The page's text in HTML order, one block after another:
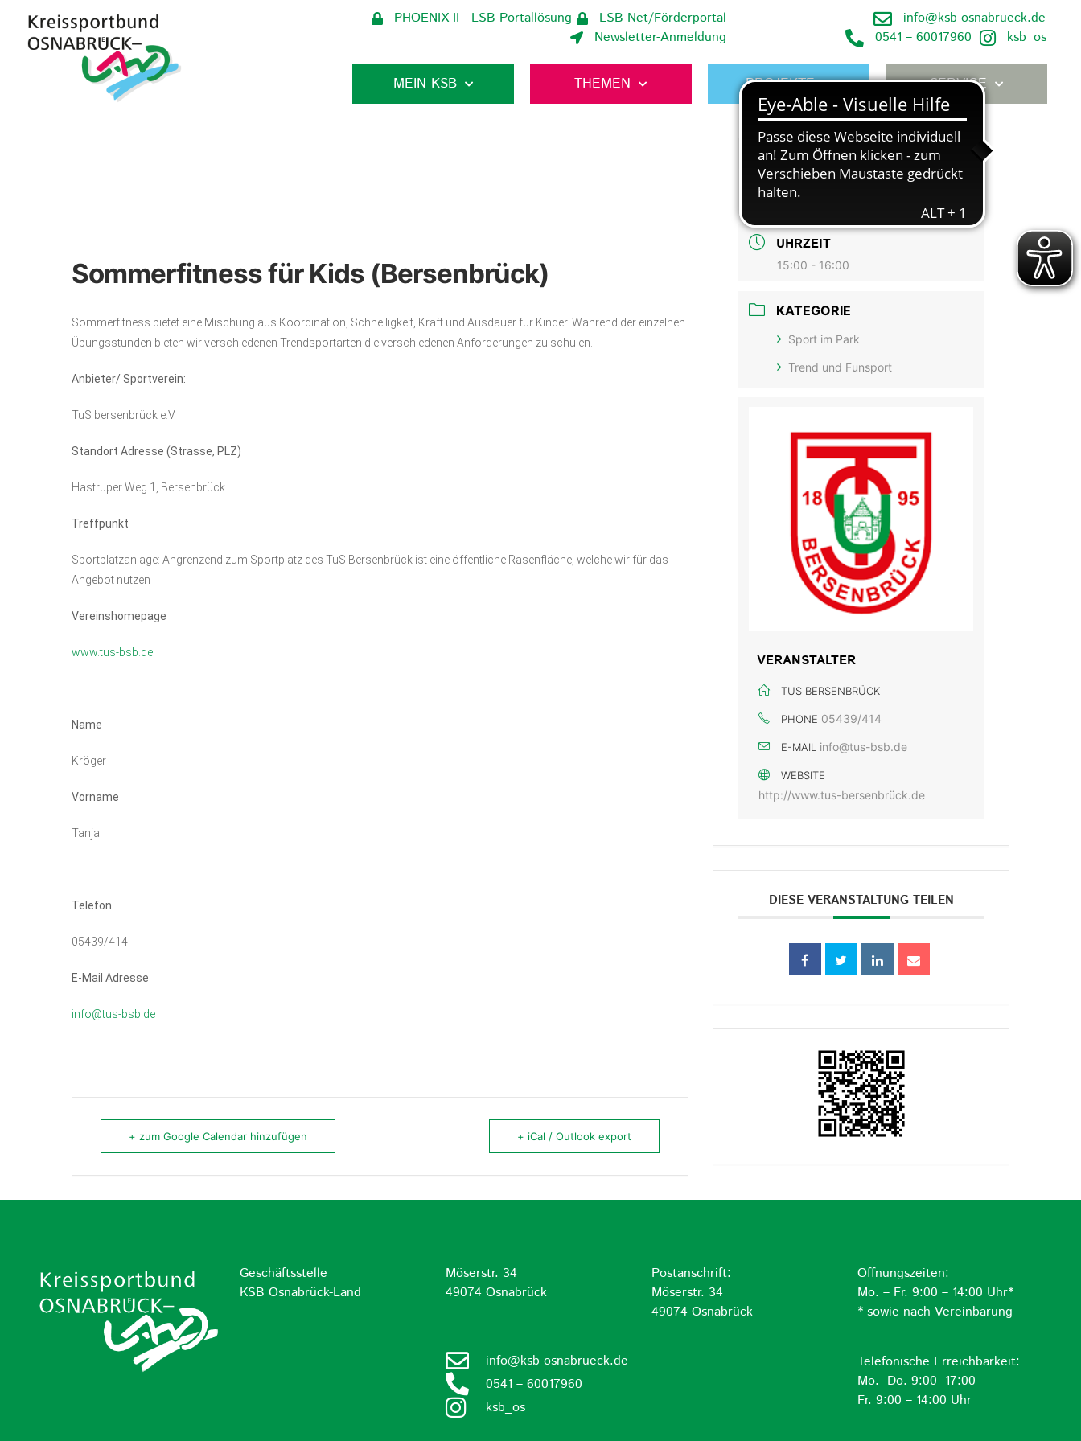
PHOENIX II - LSB Portallösung
LSB-Net/Förderportal
Newsletter-Anmeldung
info@ksb-osnabrueck.de
0541 – 60017960
ksb_os
MEIN KSB THEMEN PROJEKTE SERVICE
Sommerfitness für Kids (Bersenbrück)
Sommerfitness bietet eine Mischung aus Koordination, Schnelligkeit, Kraft und Ausdauer für Kinder. Während der einzelnen
Übungsstunden bieten wir verschiedenen Trendsportarten die verschiedenen Anforderungen zu schulen.
Anbieter/ Sportverein:
TuS bersenbrück e.V.
Standort Adresse (Strasse, PLZ)
Hastruper Weg 1, Bersenbrück
Treffpunkt
Sportplatzanlage: Angrenzend zum Sportplatz des TuS Bersenbrück ist eine öffentliche Rasenfläche, welche wir für das
Angebot nutzen
Vereinshomepage
www.tus-bsb.de
Name
Kröger
Vorname
Tanja
Telefon
05439/414
E-Mail Adresse
info@tus-bsb.de
+ zum Google Calendar hinzufügen + iCal / Outlook export
DATUM
Juni 25 2024
Expired!
UHRZEIT
15:00 - 16:00
KATEGORIE
Sport im Park
Trend und Funsport
VERANSTALTER
TUS BERSENBRÜCK
PHONE 05439/414
E-MAIL info@tus-bsb.de
WEBSITE
http://www.tus-bersenbrück.de
DIESE VERANSTALTUNG TEILEN
Geschäftsstelle
KSB Osnabrück-Land
Möserstr. 34
49074 Osnabrück
info@ksb-osnabrueck.de
0541 – 60017960
ksb_os
Postanschrift:
Möserstr. 34
49074 Osnabrück
Öffnungszeiten:
Mo. – Fr. 9:00 – 14:00 Uhr*
* sowie nach Vereinbarung
Telefonische Erreichbarkeit:
Mo.- Do. 9:00 -17:00
Fr. 9:00 – 14:00 Uhr